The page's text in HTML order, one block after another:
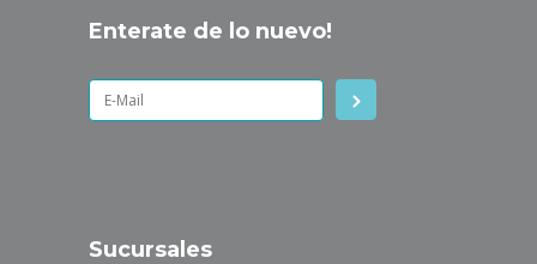
Enterate de lo nuevo!
Sucursales